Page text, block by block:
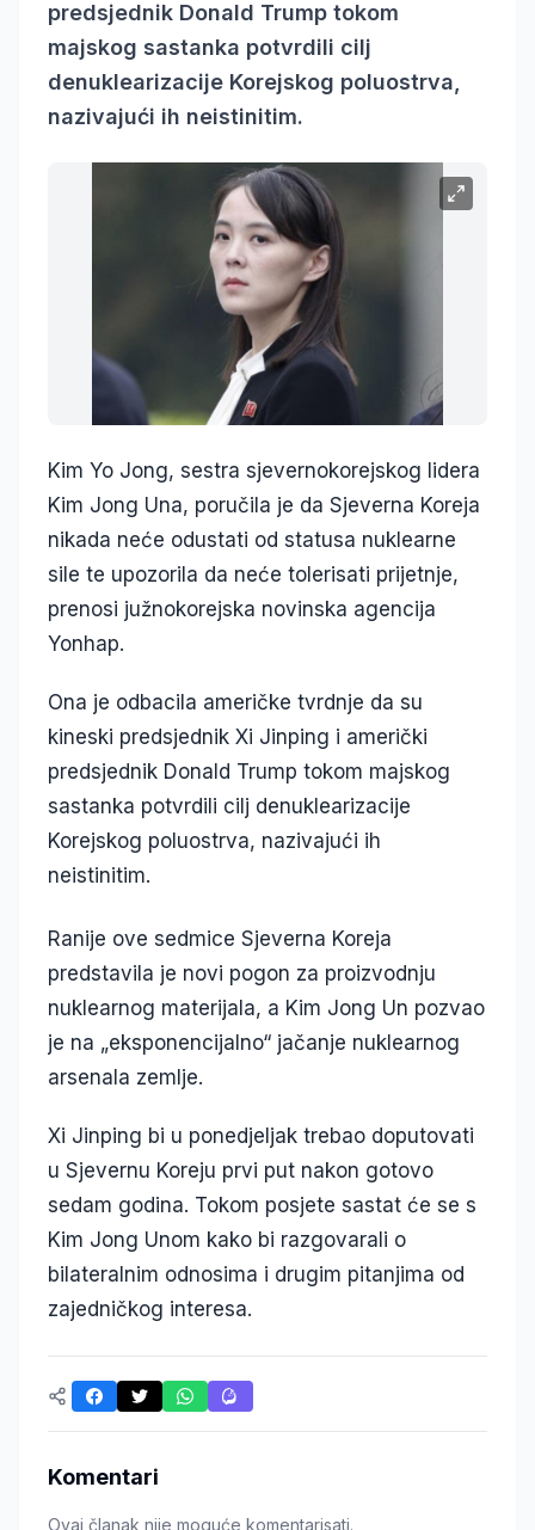
predsjednik Donald Trump tokom
majskog sastanka potvrdili cilj
denuklearizacije Korejskog poluostrva,
nazivajući ih neistinitim.
Kim Yo Jong, sestra sjevernokorejskog lidera
Kim Jong Una, poručila je da Sjeverna Koreja
nikada neće odustati od statusa nuklearne
sile te upozorila da neće tolerisati prijetnje,
prenosi južnokorejska novinska agencija
Yonhap.
Ona je odbacila američke tvrdnje da su
kineski predsjednik Xi Jinping i američki
predsjednik Donald Trump tokom majskog
sastanka potvrdili cilj denuklearizacije
Korejskog poluostrva, nazivajući ih
neistinitim.
Ranije ove sedmice Sjeverna Koreja
predstavila je novi pogon za proizvodnju
nuklearnog materijala, a Kim Jong Un pozvao
je na „eksponencijalno“ jačanje nuklearnog
arsenala zemlje.
Xi Jinping bi u ponedjeljak trebao doputovati
u Sjevernu Koreju prvi put nakon gotovo
sedam godina. Tokom posjete sastat će se s
Kim Jong Unom kako bi razgovarali o
bilateralnim odnosima i drugim pitanjima od
zajedničkog interesa.
Komentari
Ovaj članak nije moguće komentarisati.